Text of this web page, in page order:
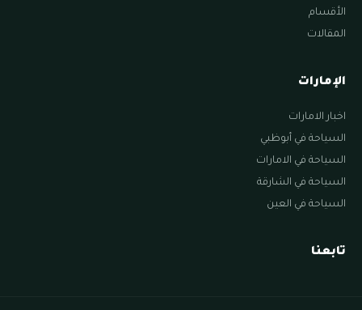
الأقسام
المقالات
الإمارات
اخبار الامارات
السياحة في أبوظبي
السياحة في الامارات
السياحة في الشارقة
السياحة في العين
تابعنا